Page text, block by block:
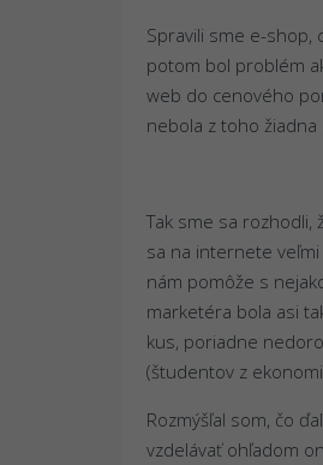
Spravili sme e-shop,
potom bol problém
web do cenového
nebola z toho žiadna
Tak sme sa
sa na internete
nám pomôže s
marketéra bola asi
kus, poriadne
(študentov z
Rozmýšľal som, čo
vzdelávať ohľadom